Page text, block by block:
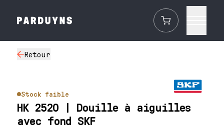
Retour
Stock faible
HK 2520 | Douille à aiguilles
avec fond SKF